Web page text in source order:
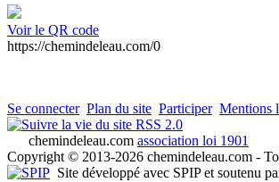
Voir le QR code
https://chemindeleau.com/0
Se connecter Plan du site Participer Mentions
RSS 2.0
chemindeleau.com association loi 1901
Copyright © 2013-2026 chemindeleau.com -
Site développé avec SPIP et soutenu